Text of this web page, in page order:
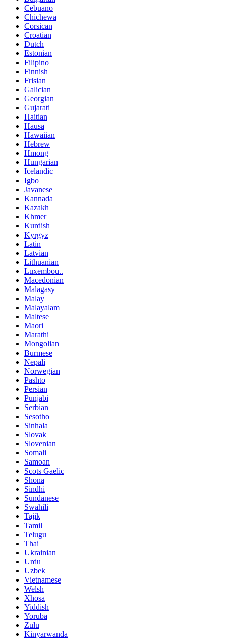
Cebuano
Chichewa
Corsican
Croatian
Dutch
Estonian
Filipino
Finnish
Frisian
Galician
Georgian
Gujarati
Haitian
Hausa
Hawaiian
Hebrew
Hmong
Hungarian
Icelandic
Igbo
Javanese
Kannada
Kazakh
Khmer
Kurdish
Kyrgyz
Latin
Latvian
Lithuanian
Luxembou..
Macedonian
Malagasy
Malay
Malayalam
Maltese
Maori
Marathi
Mongolian
Burmese
Nepali
Norwegian
Pashto
Persian
Punjabi
Serbian
Sesotho
Sinhala
Slovak
Slovenian
Somali
Samoan
Scots Gaelic
Shona
Sindhi
Sundanese
Swahili
Tajik
Tamil
Telugu
Thai
Ukrainian
Urdu
Uzbek
Vietnamese
Welsh
Xhosa
Yiddish
Yoruba
Zulu
Kinyarwanda